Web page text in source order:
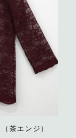
茶エンジ）